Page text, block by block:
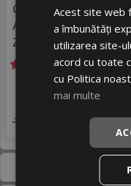
Consum B
Aderenta A
Zgomot A 71 dB
Livrare gratuită *
947RON
1315 RON
Discount
Acest site web
a îmbunătăți
utilizarea site-
acord cu toate
cu Politica
mai multe